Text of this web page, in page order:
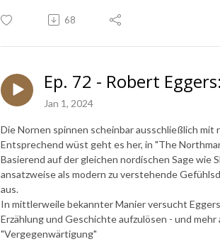
68
Ep. 72 - Robert
Jan 1, 2024
Die Nornen spinnen scheinbar ausschließlich
Entsprechend wüst geht es her, in "The
Basierend auf der gleichen nordischen Sage wie
ansatzweise als modern zu verstehende
aus.
In mittlerweile bekannter Manier versucht
Erzählung und Geschichte aufzulösen - und
"Vergegenwärtigung"